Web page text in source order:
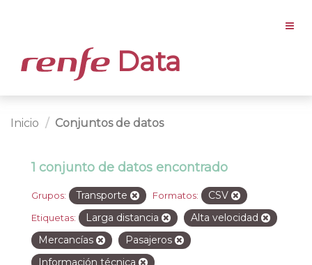
Data
Inicio Conjuntos de datos
1 conjunto de datos encontrado
Grupos: Transporte Formatos: CSV
Etiquetas: Larga distancia
Alta velocidad
Mercancías
Pasajeros
Información técnica